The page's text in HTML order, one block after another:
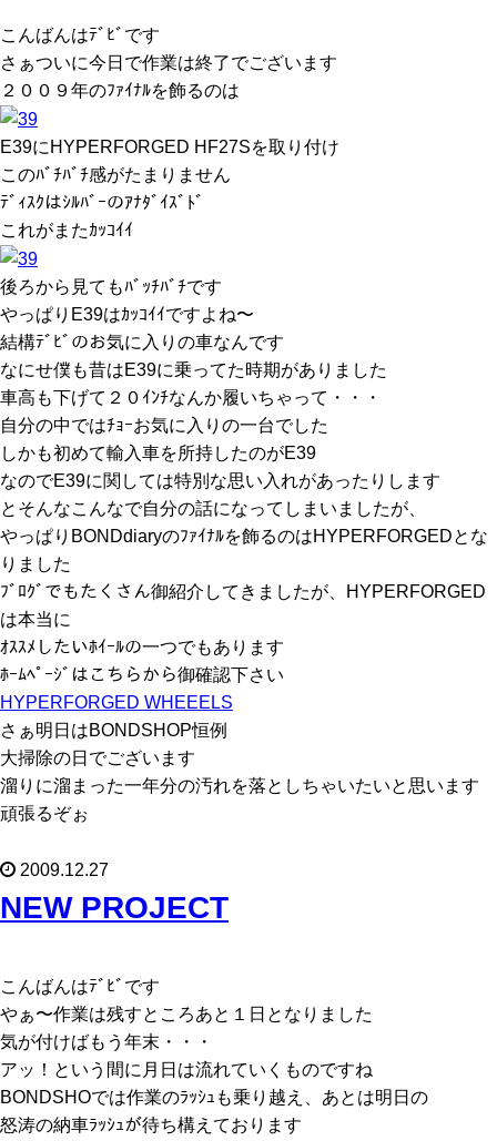
こんばんはﾃﾞﾋﾞです
さぁついに今日で作業は終了でございます
２００９年のﾌｧｲﾅﾙを飾るのは
E39にHYPERFORGED HF27Sを取り付け
このﾊﾞﾁﾊﾞﾁ感がたまりません
ﾃﾞｨｽｸはｼﾙﾊﾞｰのｱﾅﾀﾞｲｽﾞﾄﾞ
これがまたｶｯｺｲｲ
後ろから見てもﾊﾞｯﾁﾊﾞﾁです
やっぱりE39はｶｯｺｲｲですよね〜
結構ﾃﾞﾋﾞのお気に入りの車なんです
なにせ僕も昔はE39に乗ってた時期がありました
車高も下げて２０ｲﾝﾁなんか履いちゃって・・・
自分の中ではﾁｮｰお気に入りの一台でした
しかも初めて輸入車を所持したのがE39
なのでE39に関しては特別な思い入れがあったりします
とそんなこんなで自分の話になってしまいましたが、
やっぱりBONDdiaryのﾌｧｲﾅﾙを飾るのはHYPERFORGEDとな
りました
ﾌﾞﾛｸﾞでもたくさん御紹介してきましたが、HYPERFORGED
は本当に
ｵｽｽﾒしたいﾎｲｰﾙの一つでもあります
ﾎｰﾑﾍﾟｰｼﾞはこちらから御確認下さい
HYPERFORGED WHEEELS
さぁ明日はBONDSHOP恒例
大掃除の日でございます
溜りに溜まった一年分の汚れを落としちゃいたいと思います
頑張るぞぉ
2009.12.27
NEW PROJECT
こんばんはﾃﾞﾋﾞです
やぁ〜作業は残すところあと１日となりました
気が付けばもう年末・・・
アッ！という間に月日は流れていくものですね
BONDSHOでは作業のﾗｯｼｭも乗り越え、あとは明日の
怒涛の納車ﾗｯｼｭが待ち構えております